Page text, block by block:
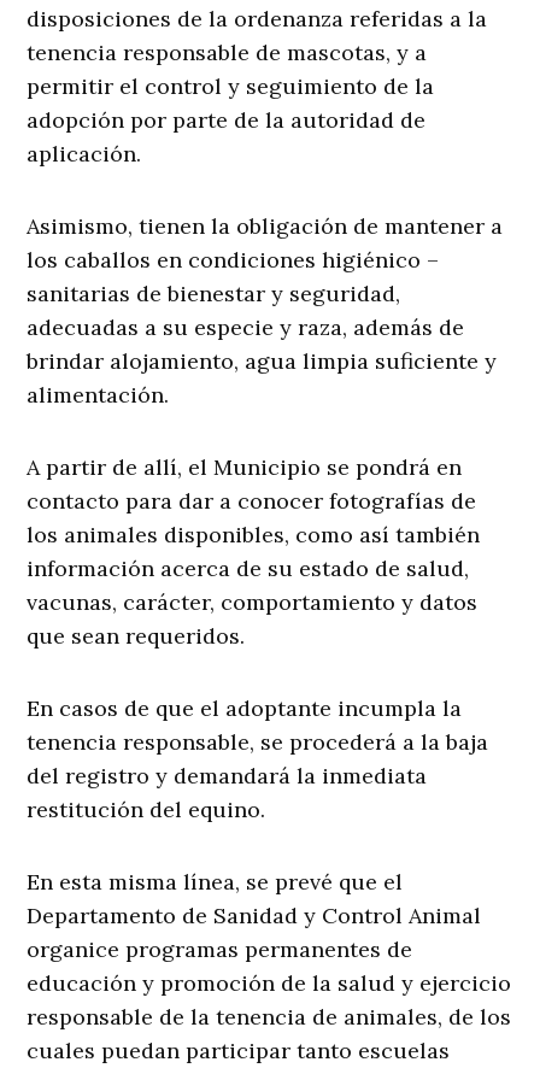
disposiciones de la ordenanza referidas a la
tenencia responsable de mascotas, y a
permitir el control y seguimiento de la
adopción por parte de la autoridad de
aplicación.
Asimismo, tienen la obligación de mantener a
los caballos en condiciones higiénico –
sanitarias de bienestar y seguridad,
adecuadas a su especie y raza, además de
brindar alojamiento, agua limpia suficiente y
alimentación.
A partir de allí, el Municipio se pondrá en
contacto para dar a conocer fotografías de
los animales disponibles, como así también
información acerca de su estado de salud,
vacunas, carácter, comportamiento y datos
que sean requeridos.
En casos de que el adoptante incumpla la
tenencia responsable, se procederá a la baja
del registro y demandará la inmediata
restitución del equino.
En esta misma línea, se prevé que el
Departamento de Sanidad y Control Animal
organice programas permanentes de
educación y promoción de la salud y ejercicio
responsable de la tenencia de animales, de los
cuales puedan participar tanto escuelas